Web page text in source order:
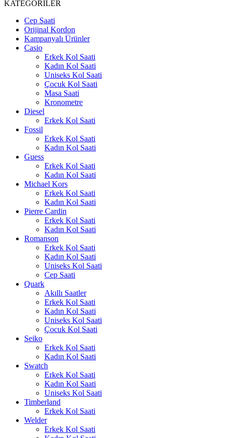
KATEGORİLER
Cep Saati
Orijinal Kordon
Kampanyalı Ürünler
Casio
Erkek Kol Saati
Kadın Kol Saati
Uniseks Kol Saati
Çocuk Kol Saati
Masa Saati
Kronometre
Diesel
Erkek Kol Saati
Fossil
Erkek Kol Saati
Kadın Kol Saati
Guess
Erkek Kol Saati
Kadın Kol Saati
Michael Kors
Erkek Kol Saati
Kadın Kol Saati
Pierre Cardin
Erkek Kol Saati
Kadın Kol Saati
Romanson
Erkek Kol Saati
Kadın Kol Saati
Uniseks Kol Saati
Cep Saati
Quark
Akıllı Saatler
Erkek Kol Saati
Kadın Kol Saati
Uniseks Kol Saati
Çocuk Kol Saati
Seiko
Erkek Kol Saati
Kadın Kol Saati
Swatch
Erkek Kol Saati
Kadın Kol Saati
Uniseks Kol Saati
Timberland
Erkek Kol Saati
Welder
Erkek Kol Saati